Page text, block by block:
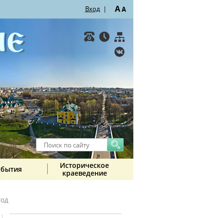
Вход | AA
Историческое
краеведение